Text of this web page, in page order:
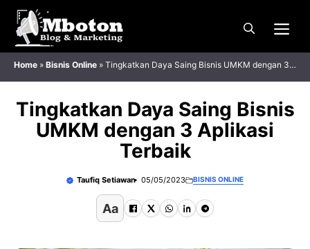
Langsung
Home » Bisnis Online » Tingkatkan Daya Saing Bisnis UMKM dengan 3
Aplikasi Terbaik
Tingkatkan Daya Saing Bisnis
UMKM dengan 3 Aplikasi
Terbaik
Taufiq Setiawan 05/05/2023 BISNIS ONLINE
Aa